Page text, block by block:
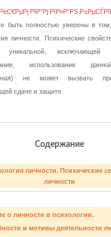
быть полностью уверены в
личности. Психические
уникальной, исключающей
использование
не может вызвать
сдаче и защите.
Содержание
личности. Психические
личности
о личности в психологии.
и мотивы деятельности